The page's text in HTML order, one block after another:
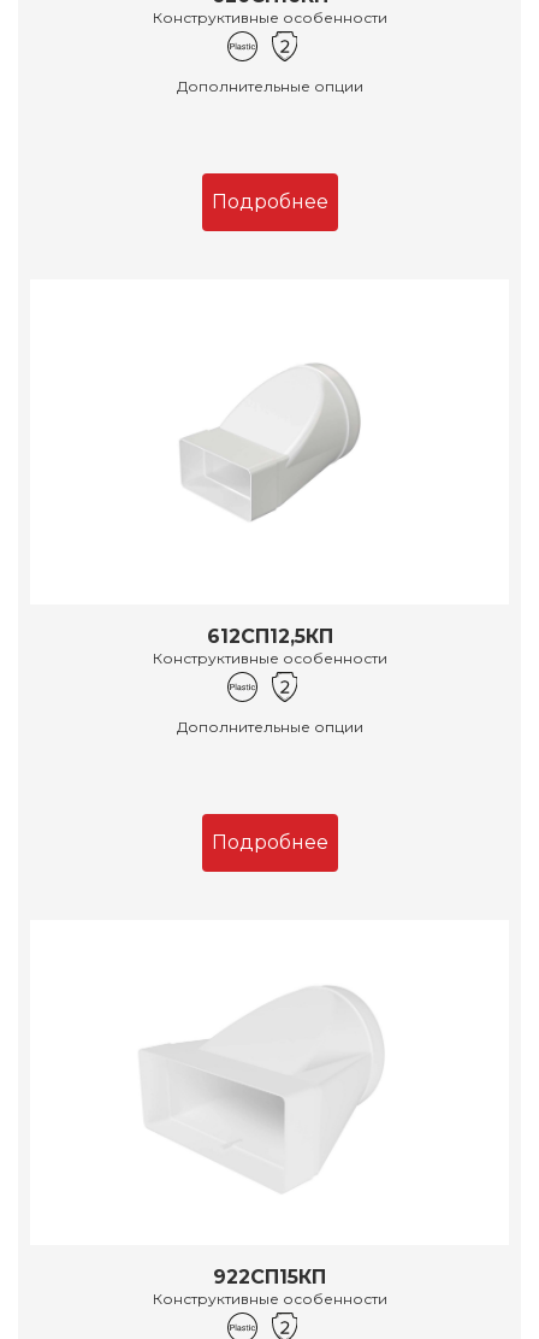
Конструктивные особенности
Дополнительные опции
Подробнее
612СП12,5КП
Конструктивные особенности
Дополнительные опции
Подробнее
922СП15КП
Конструктивные особенности